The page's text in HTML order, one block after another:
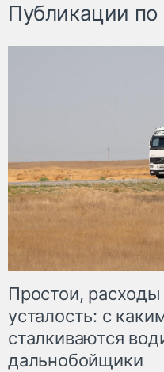
Публикации по
Простои,
усталость: с
сталкиваются
дальнобойщики